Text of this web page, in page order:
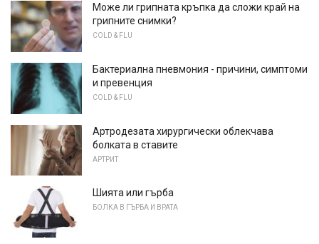
Може ли грипната кръпка да сложи край на
грипните снимки?
COLD & FLU
Бактериална пневмония - причини, симптоми
и превенция
COLD & FLU
Артродезата хирургически облекчава
болката в ставите
АРТРИТ
Шията или гърба
БОЛКА В ГЪРБА И ВРАТА